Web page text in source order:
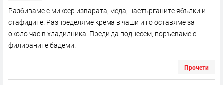
Разбиваме с миксер изварата, меда, настърганите ябълки и
стафидите. Разпределяме крема в чаши и го оставяме за
около час в хладилника. Преди да поднесем, поръсваме с
филираните бадеми.
Прочети